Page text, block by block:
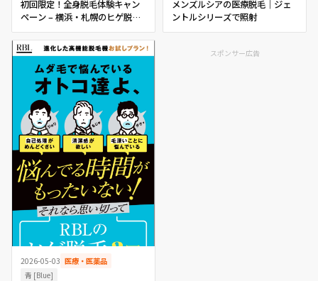
初回限定！全身脱毛体験キャン
ペーン – 横浜・札幌のヒゲ脱
毛・メンズ脱毛専門店ふーも
メンズルシアの医療脱毛｜ジェ
ントルシリーズで照射
2026-05-03 医療・医薬品
青 [Blue]
スポンサー広告